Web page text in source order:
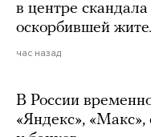
в центре
оскорбившей
час назад
В России
«Яндекс»,